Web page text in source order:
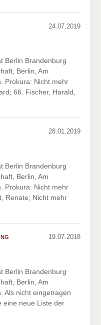
24.07.2019
Berlin Brandenburg
Berlin, Am
Prokura: Nicht mehr
66. Fischer, Harald,
28.01.2019
Berlin Brandenburg
Berlin, Am
Prokura: Nicht mehr
Renate; Nicht mehr
19.07.2018
Berlin Brandenburg
Berlin, Am
Als nicht eingetragen
eine neue Liste der